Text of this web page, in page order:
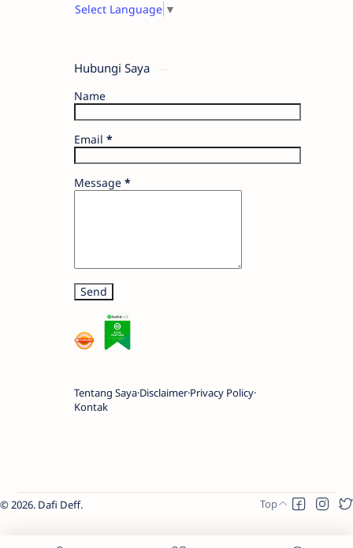
Select Language ▼
Hubungi Saya
Name
Email *
Message *
Tentang Saya Disclaimer Privacy Policy
Kontak
2026. Dafi Deff.